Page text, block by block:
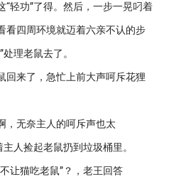
轻功”了得。然后，一步一晃叼着
看四周环境就迈着六亲不认的步
理老鼠去了。
回来了，急忙上前大声呵斥花狸
，无奈主人的呵斥声也太
人捡起老鼠扔到垃圾桶里。
让猫吃老鼠”？，老王回答